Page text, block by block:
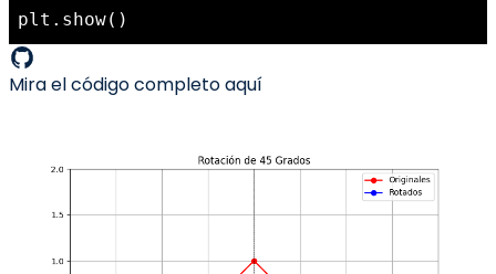
Mira el código completoaquí